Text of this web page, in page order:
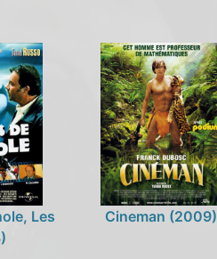
Les
Cineman (2009)